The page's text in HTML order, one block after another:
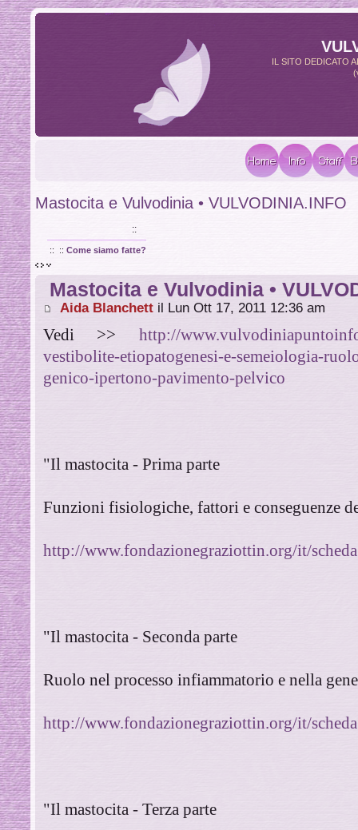
IL SITO DEDICATO
Mastocita e Vulvodinia • VULVODINIA.INFO
::
:: ::Come siamo fatte?
Mastocita e Vulvodinia •
Aida Blanchett il Lun Ott 17, 2011 12:36 am
Vedi >> http://
vestibolite-etiopatogenesi-e-semeiologia-
genico-ipertono-pavimento-pelvico
"Il mastocita - Prima parte
Funzioni fisiologiche, fattori e conseguenze
http://www.fondazionegraziottin.org/it/
"Il mastocita - Seconda parte
Ruolo nel processo infiammatorio e nella
http://www.fondazionegraziottin.org/it/
"Il mastocita - Terza parte